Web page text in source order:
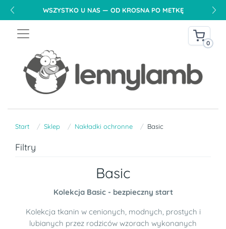
WSZYSTKO U NAS — OD KROSNA PO METKĘ
0
Start Sklep Nakładki ochronne Basic
Filtry
Basic
Kolekcja Basic - bezpieczny start
Kolekcja tkanin w cenionych, modnych, prostych i
lubianych przez rodziców wzorach wykonanych